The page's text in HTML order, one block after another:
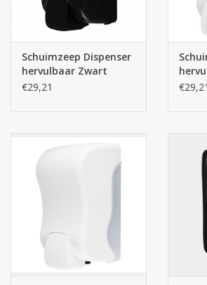
Schuimzeep Dispenser
hervulbaar Zwart
€29,21
€29,21